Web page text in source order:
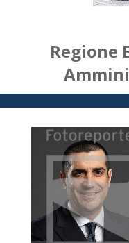
Regione